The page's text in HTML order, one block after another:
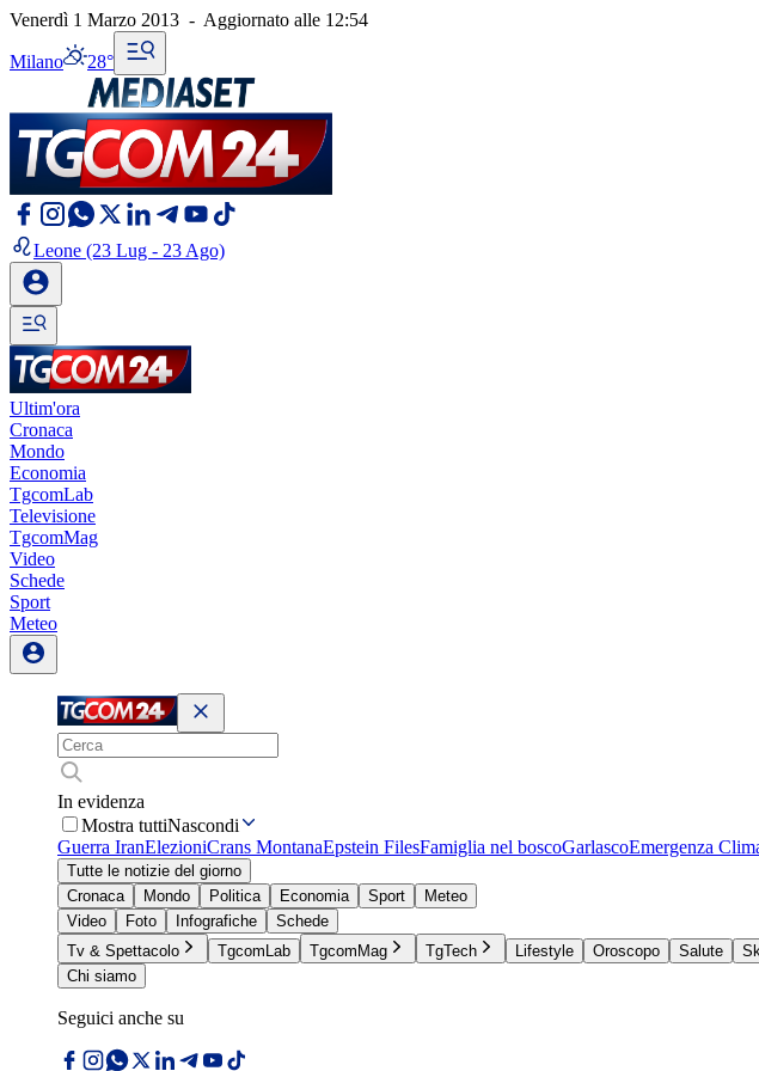
Venerdì 1 Marzo 2013 - Aggiornato alle 12:54
Milano 28°
Leone (23 Lug - 23 Ago)
Ultim'ora
Cronaca
Mondo
Economia
TgcomLab
Televisione
TgcomMag
Video
Schede
Sport
Meteo
In evidenza
Mostra tuttiNascondi
Guerra IranElezioniCrans MontanaEpstein FilesFamiglia nel boscoGarlascoEmergenza
Tutte le notizie del giorno
Cronaca
Mondo Politica Economia Sport
Meteo
Video
Foto Infografiche
Schede
Tv & Spettacolo
TgcomLab TgcomMag TgTech Lifestyle Oroscopo Salute
Chi siamo
Seguici anche su